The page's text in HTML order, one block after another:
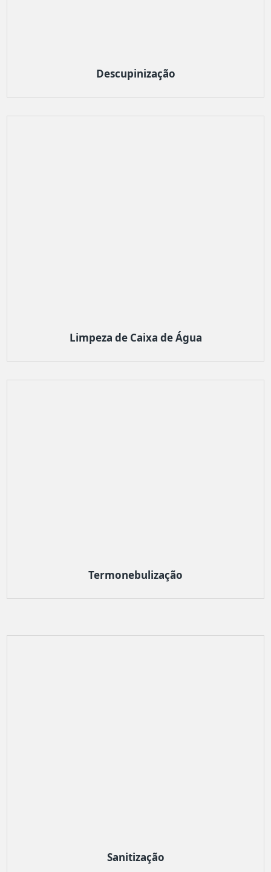
Descupinização
Limpeza de Caixa de Água
Termonebulização
Sanitização